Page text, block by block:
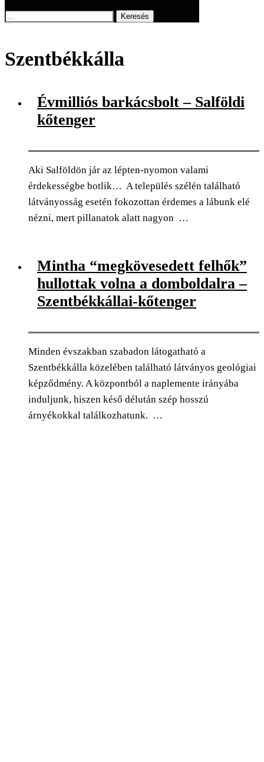
Keresés
Szentbékkálla
Évmilliós barkácsbolt – Salföldi
kőtenger
Aki Salföldön jár az lépten-nyomon valami
érdekességbe botlik… A település szélén található
látványosság esetén fokozottan érdemes a lábunk elé
nézni, mert pillanatok alatt nagyon …
Mintha “megkövesedett felhők”
hullottak volna a domboldalra –
Szentbékkállai-kőtenger
Minden évszakban szabadon látogatható a
Szentbékkálla közelében található látványos geológiai
képződmény. A központból a naplemente irányába
induljunk, hiszen késő délután szép hosszú
árnyékokkal találkozhatunk. …